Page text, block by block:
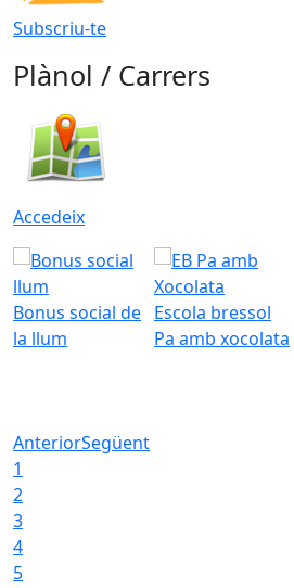
Subscriu-te
Plànol / Carrers
Accedeix
Bonus social de
la llum
Escola bressol
Pa amb xocolata
AnteriorSegüent
1
2
3
4
5